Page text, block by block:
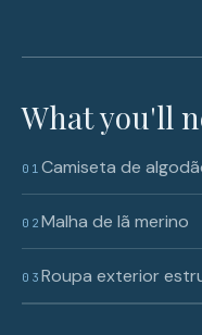
What you'll
01 Camiseta de
02 Malha de lã merino
03 Roupa exterior